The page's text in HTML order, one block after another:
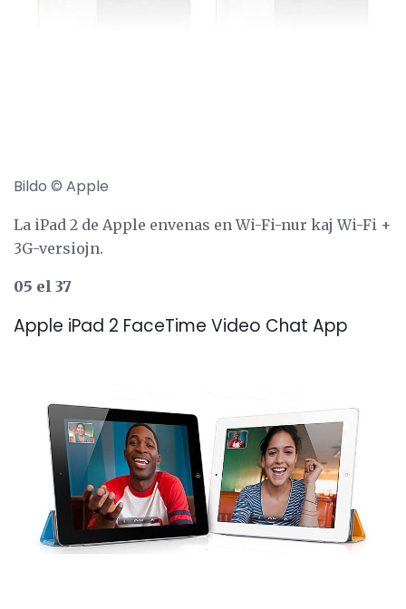
Bildo © Apple
La iPad 2 de Apple envenas en Wi-Fi-nur kaj Wi-Fi +
3G-versiojn.
05 el 37
Apple iPad 2 FaceTime Video Chat App